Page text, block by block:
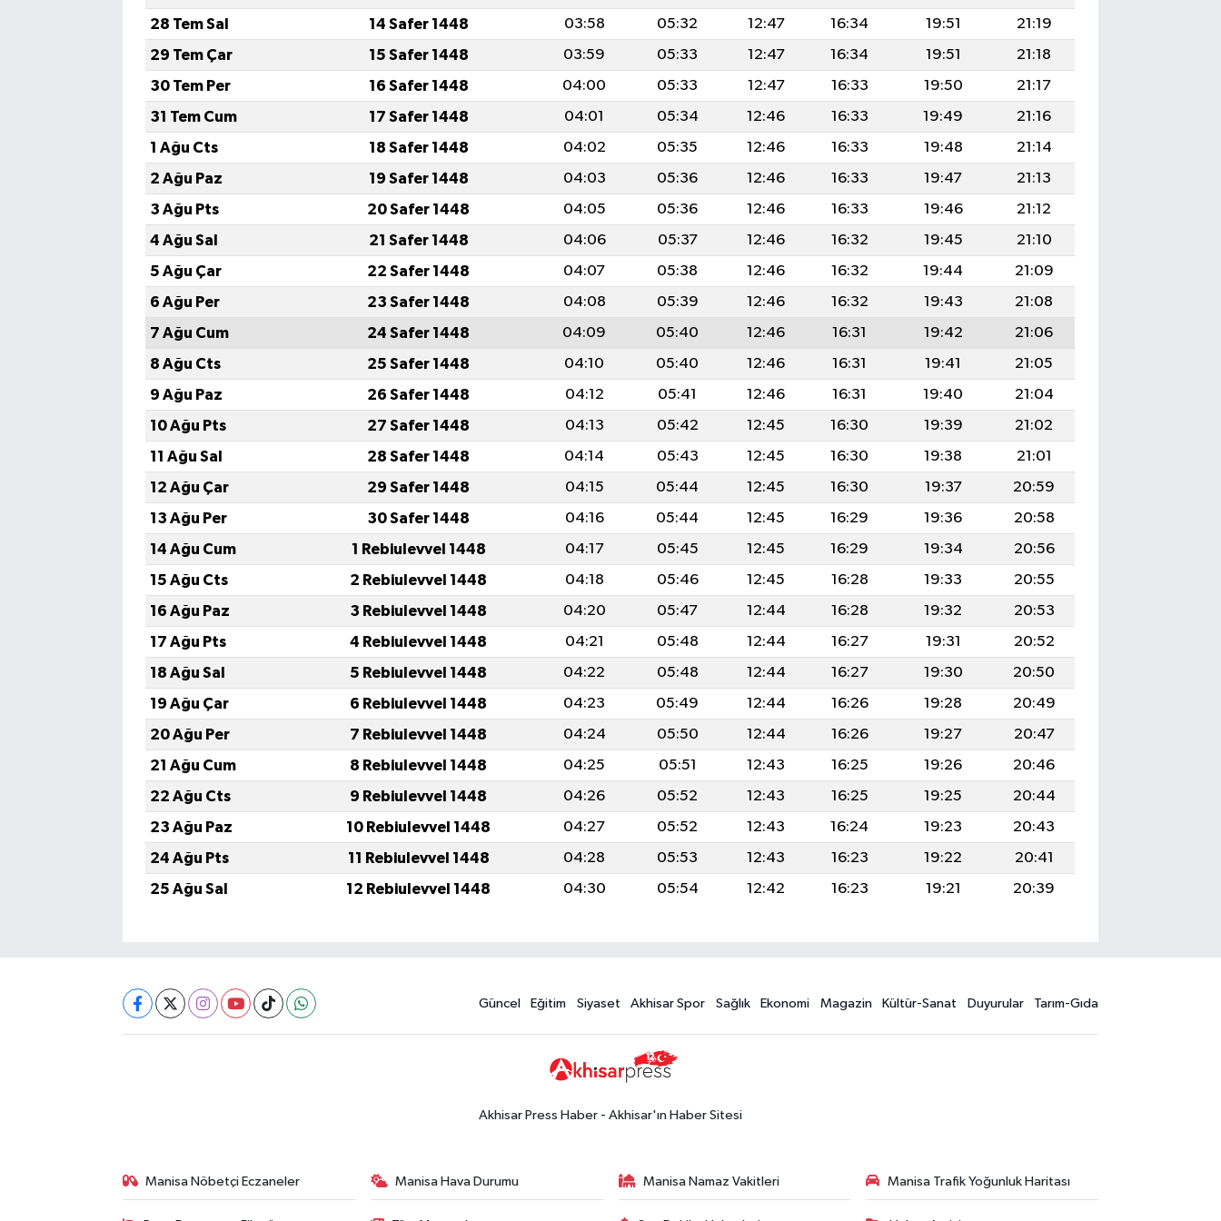
28 Tem Sal
14 Safer 1448 03:58 05:32 12:47 16:34 19:51
21:19
29 Tem Çar
15 Safer 1448 03:59 05:33 12:47 16:34 19:51
21:18
30 Tem Per
16 Safer 1448 04:00 05:33 12:47 16:33 19:50
21:17
31 Tem Cum
17 Safer 1448 04:01 05:34 12:46 16:33 19:49
21:16
1 Ağu Cts
18 Safer 1448 04:02 05:35 12:46 16:33 19:48
21:14
2 Ağu Paz
19 Safer 1448 04:03 05:36 12:46 16:33 19:47
21:13
3 Ağu Pts
20 Safer 1448 04:05 05:36 12:46 16:33 19:46
21:12
4 Ağu Sal
21 Safer 1448 04:06 05:37 12:46 16:32 19:45
21:10
5 Ağu Çar
22 Safer 1448 04:07 05:38 12:46 16:32 19:44
21:09
6 Ağu Per
23 Safer 1448 04:08 05:39 12:46 16:32 19:43
21:08
7 Ağu Cum
24 Safer 1448 04:09 05:40 12:46 16:31 19:42
21:06
8 Ağu Cts
25 Safer 1448 04:10 05:40 12:46 16:31 19:41
21:05
9 Ağu Paz
26 Safer 1448 04:12 05:41 12:46 16:31 19:40
21:04
10 Ağu Pts
27 Safer 1448 04:13 05:42 12:45 16:30 19:39
21:02
11 Ağu Sal
28 Safer 1448 04:14 05:43 12:45 16:30 19:38
21:01
12 Ağu Çar
29 Safer 1448 04:15 05:44 12:45 16:30 19:37
20:59
13 Ağu Per
30 Safer 1448 04:16 05:44 12:45 16:29 19:36
20:58
14 Ağu Cum
1 Rebiulevvel 1448 04:17 05:45 12:45 16:29 19:34
20:56
15 Ağu Cts
2 Rebiulevvel 1448 04:18 05:46 12:45 16:28 19:33
20:55
16 Ağu Paz
3 Rebiulevvel 1448 04:20 05:47 12:44 16:28 19:32
20:53
17 Ağu Pts
4 Rebiulevvel 1448 04:21 05:48 12:44 16:27 19:31
20:52
18 Ağu Sal
5 Rebiulevvel 1448 04:22 05:48 12:44 16:27 19:30
20:50
19 Ağu Çar
6 Rebiulevvel 1448 04:23 05:49 12:44 16:26 19:28
20:49
20 Ağu Per
7 Rebiulevvel 1448 04:24 05:50 12:44 16:26 19:27
20:47
21 Ağu Cum
8 Rebiulevvel 1448 04:25 05:51 12:43 16:25 19:26
20:46
22 Ağu Cts
9 Rebiulevvel 1448 04:26 05:52 12:43 16:25 19:25
20:44
23 Ağu Paz
10 Rebiulevvel 1448 04:27 05:52 12:43 16:24 19:23
20:43
24 Ağu Pts
11 Rebiulevvel 1448 04:28 05:53 12:43 16:23 19:22
20:41
25 Ağu Sal
12 Rebiulevvel 1448 04:30 05:54 12:42 16:23 19:21 20:39
Güncel Eğitim Siyaset Akhisar Spor Sağlık Ekonomi Magazin Kültür-Sanat Duyurular Tarım-Gıda
Akhisar Press Haber - Akhisar'ın Haber Sitesi
Manisa Nöbetçi Eczaneler Manisa Hava Durumu Manisa Namaz Vakitleri Manisa Trafik Yoğunluk Haritası
Akhisar Emlak